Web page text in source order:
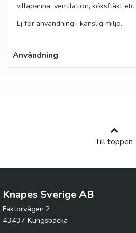
villapanna, ventilation, köksfläkt etc.
Ej för användning i känslig miljö.
Användning
Till toppen
Knapes Sverige AB
Faktorvägen 2
43437 Kungsbacka